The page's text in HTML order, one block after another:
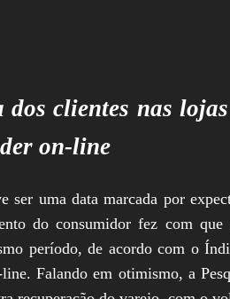
clientes nas
on-line
uma data marcada por
do consumidor fez com que
período, de acordo com o
Falando em otimismo, a